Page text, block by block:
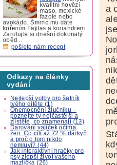
kvalitní hovězí
maso, mexické
fazole nebo
avokádo. Šmrnc mu dáte
kořením Fajitas a koriandrem.
Zarolujte si dnešní dokonalý
oběd...
pošlete nám recept
Odkazy na články
vydání
Nejlepší volby pro šatník
tvého dítěte (1)
Onemocnění žlučníku –
poznejte ty nejčastější a
zjistěte, co znamenají (13)
Darování vajíček očima
žen: Co cítí až 72 % dárkyň
a proč o tom nikdo
nemluví? (44)
Jak interaktivní hračky pro
psy zlepší život vašeho
mazlíčka (26)
a